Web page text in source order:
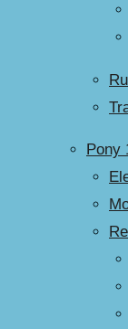
Pony